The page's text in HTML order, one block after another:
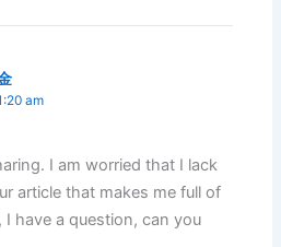
am
I am worried that I lack
article that makes me full of
I have a question, can you